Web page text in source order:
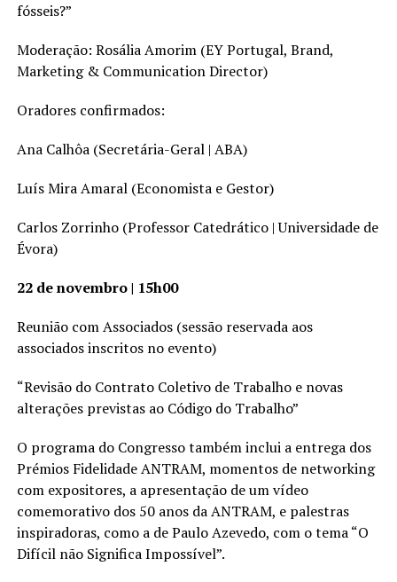
fósseis?”
Moderação: Rosália Amorim (EY Portugal, Brand,
Marketing & Communication Director)
Oradores confirmados:
Ana Calhôa (Secretária-Geral | ABA)
Luís Mira Amaral (Economista e Gestor)
Carlos Zorrinho (Professor Catedrático | Universidade de
Évora)
22 de novembro | 15h00
Reunião com Associados (sessão reservada aos
associados inscritos no evento)
“Revisão do Contrato Coletivo de Trabalho e novas
alterações previstas ao Código do Trabalho”
O programa do Congresso também inclui a entrega dos
Prémios Fidelidade ANTRAM, momentos de networking
com expositores, a apresentação de um vídeo
comemorativo dos 50 anos da ANTRAM, e palestras
inspiradoras, como a de Paulo Azevedo, com o tema “O
Difícil não Significa Impossível”.